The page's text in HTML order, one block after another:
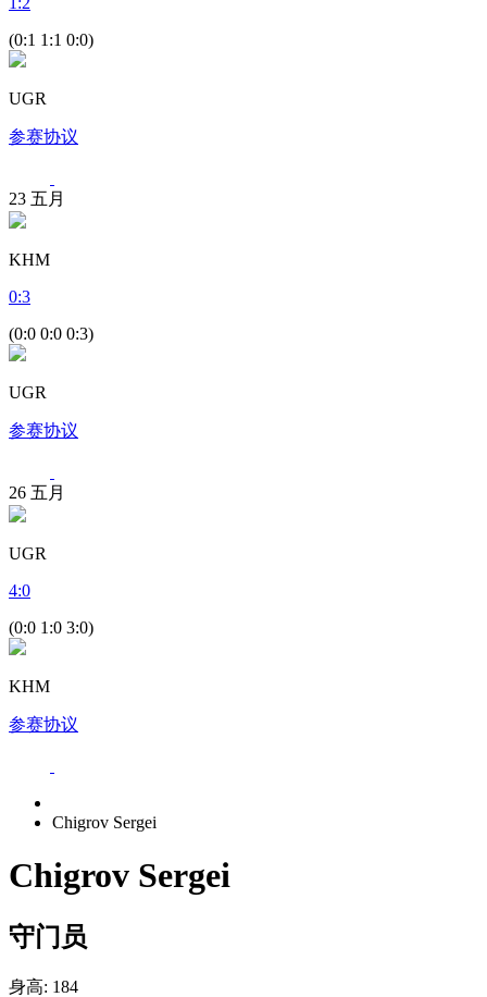
(0:1 1:1 0:0)
UGR
参赛协议
23 五月
KHM
0:3
(0:0 0:0 0:3)
UGR
参赛协议
26 五月
UGR
4:0
(0:0 1:0 3:0)
KHM
参赛协议
Chigrov Sergei
Chigrov Sergei
守门员
身高: 184